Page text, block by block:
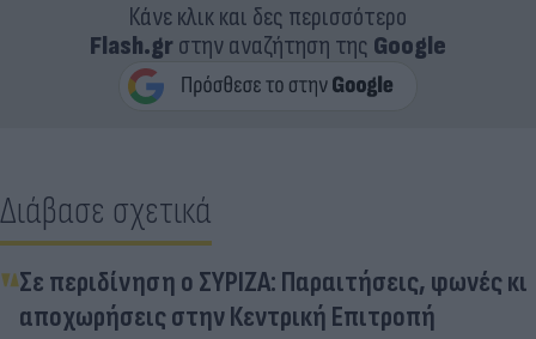
Κάνε κλικ και δες περισσότερο
Flash.grστην αναζήτηση της Google
Διάβασε σχετικά
Σε περιδίνηση ο ΣΥΡΙΖΑ: Παραιτήσεις, φωνές κι
αποχωρήσεις στην Κεντρική Επιτροπή